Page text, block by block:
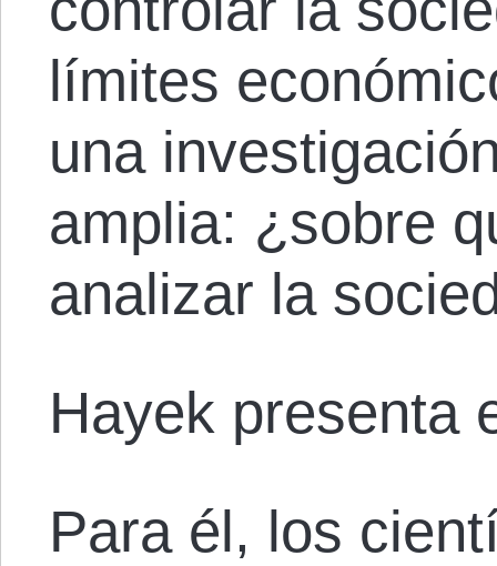
límites
una
amplia: ¿sobre
analizar la
Hayek presenta
Para él, los